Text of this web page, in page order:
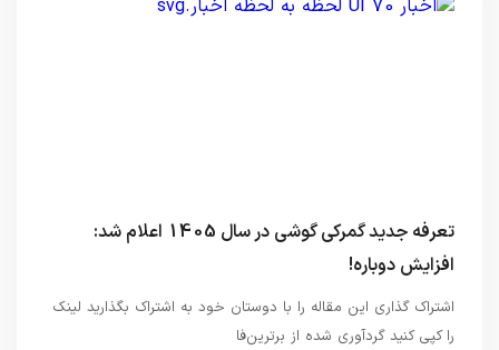
تعرفه جدید گمرکی گوشی در سال 1405 اعلام شد:
افزایش دوباره!
اشتراک گذاری این مقاله را با دوستان خود به اشتراک بگذارید لینک
را کپی کنید گردآوری شده از برترین‌فا